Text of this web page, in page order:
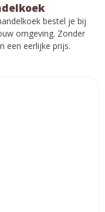
bestel je bij
omgeving. Zonder
een eerlijke prijs.